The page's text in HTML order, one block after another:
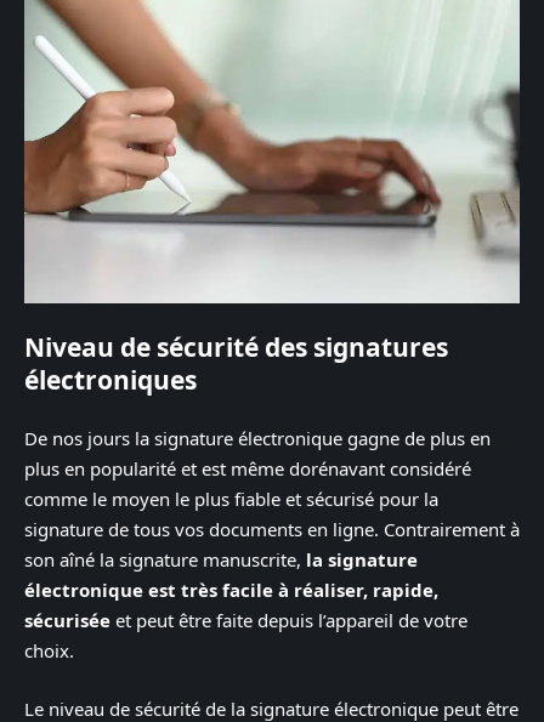
Niveau de sécurité des signatures
électroniques
De nos jours la signature électronique gagne de plus en
plus en popularité et est même dorénavant considéré
comme le moyen le plus fiable et sécurisé pour la
signature de tous vos documents en ligne. Contrairement à
son aîné la signature manuscrite, la signature
électronique est très facile à réaliser, rapide,
sécurisée et peut être faite depuis l’appareil de votre
choix.
Le niveau de sécurité de la signature électronique peut être